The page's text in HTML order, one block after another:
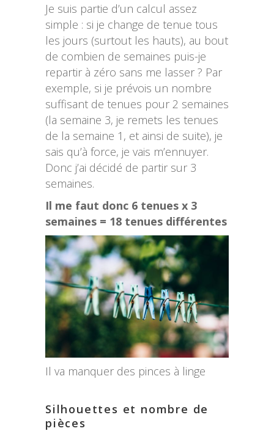
Je suis partie d’un calcul assez
simple : si je change de tenue tous
les jours (surtout les hauts), au bout
de combien de semaines puis-je
repartir à zéro sans me lasser ? Par
exemple, si je prévois un nombre
suffisant de tenues pour 2 semaines
(la semaine 3, je remets les tenues
de la semaine 1, et ainsi de suite), je
sais qu’à force, je vais m’ennuyer.
Donc j’ai décidé de partir sur 3
semaines.
Il me faut donc 6 tenues x 3
semaines = 18 tenues différentes
Il va manquer des pinces à linge
Silhouettes et nombre de
pièces